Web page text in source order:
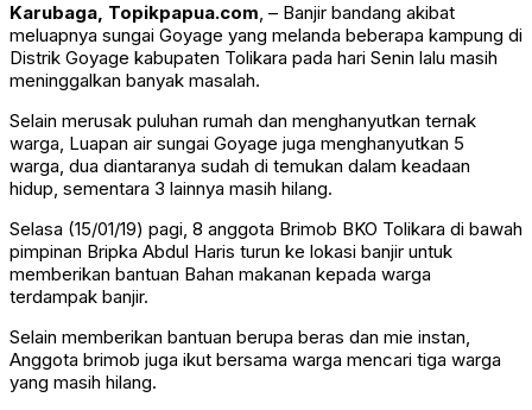
Karubaga, Topikpapua.com, – Banjir bandang akibat
meluapnya sungai Goyage yang melanda beberapa kampung di
Distrik Goyage kabupaten Tolikara pada hari Senin lalu masih
meninggalkan banyak masalah.
Selain merusak puluhan rumah dan menghanyutkan ternak
warga, Luapan air sungai Goyage juga menghanyutkan 5
warga, dua diantaranya sudah di temukan dalam keadaan
hidup, sementara 3 lainnya masih hilang.
Selasa (15/01/19) pagi, 8 anggota Brimob BKO Tolikara di bawah
pimpinan Bripka Abdul Haris turun ke lokasi banjir untuk
memberikan bantuan Bahan makanan kepada warga
terdampak banjir.
Selain memberikan bantuan berupa beras dan mie instan,
Anggota brimob juga ikut bersama warga mencari tiga warga
yang masih hilang.